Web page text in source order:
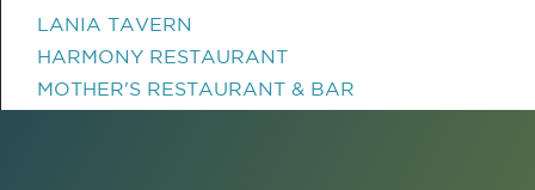
LANIA TAVERN
HARMONY RESTAURANT
MOTHER'S RESTAURANT & BAR